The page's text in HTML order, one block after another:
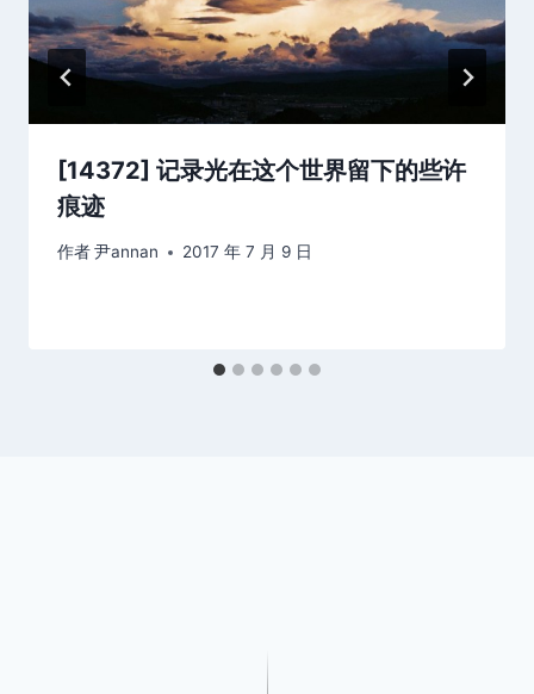
[14372] 记录光在这个世界留下的些许
痕迹
作者尹annan 2017 年 7 月 9 日